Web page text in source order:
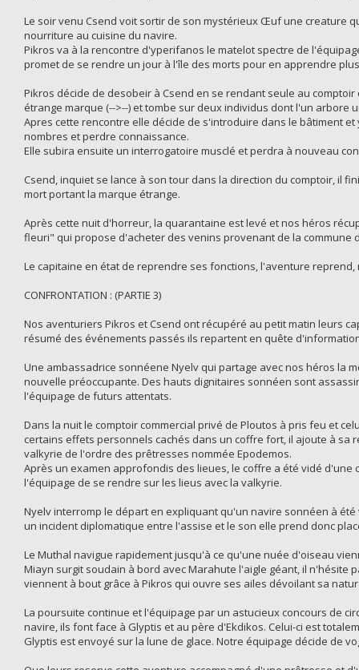
Le soir venu Csend voit sortir de son mystérieux Œuf une creature
nourriture au cuisine du navire.
Pikros va à la rencontre d'yperifanos le matelot spectre de
promet de se rendre un jour à l'île des morts pour en apprendre
Pikros décide de desobeir à Csend en se rendant seule au
étrange marque (-->--) et tombe sur deux individus dont l'un arbore
Apres cette rencontre elle décide de s'introduire dans le bâtiment
nombres et perdre connaissance.
Elle subira ensuite un interrogatoire musclé et perdra à nouveau
Csend, inquiet se lance à son tour dans la direction du comptoir, il
mort portant la marque étrange.
Après cette nuit d'horreur, la quarantaine est levé et nos héros
fleuri" qui propose d'acheter des venins provenant de la
Le capitaine en état de reprendre ses fonctions, l'aventure reprend,
CONFRONTATION : (PARTIE 3)
Nos aventuriers Pikros et Csend ont récupéré au petit matin leurs
résumé des événements passés ils repartent en quête
Une ambassadrice sonnéene Nyelv qui partage avec nos héros la
nouvelle préoccupante. Des hauts dignitaires sonnéen sont
l'équipage de futurs attentats.
Dans la nuit le comptoir commercial privé de Ploutos à pris feu et
certains effets personnels cachés dans un coffre fort, il ajoute à
valkyrie de l'ordre des prêtresses nommée Epodemos.
Après un examen approfondis des lieues, le coffre a été vidé
l'équipage de se rendre sur les lieus avec la valkyrie.
Nyelv interromp le départ en expliquant qu'un navire sonnéen à
un incident diplomatique entre l'assise et le son elle prend donc
Le Muthal navigue rapidement jusqu'à ce qu'une nuée d'oiseau
Miayn surgit soudain à bord avec Marahute l'aigle géant, il
viennent à bout grâce à Pikros qui ouvre ses ailes dévoilant sa
La poursuite continue et l'équipage par un astucieux concours de
navire, ils font face à Glyptis et au père d'Ekdikos. Celui-ci est
Glyptis est envoyé sur la lune de glace. Notre équipage décide de